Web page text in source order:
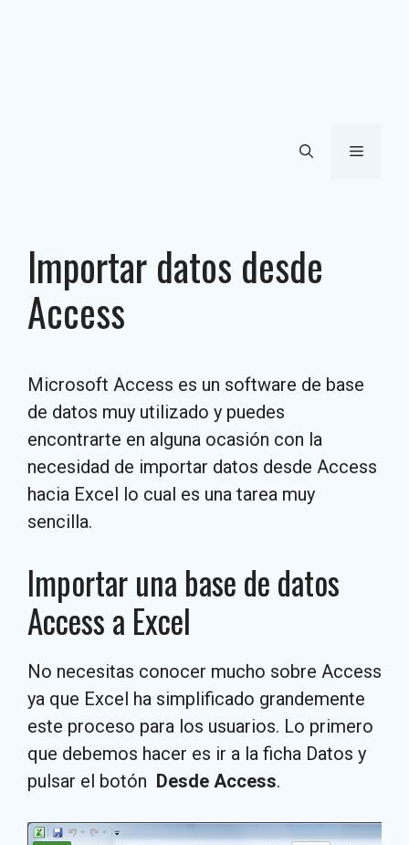
Menú
Importar datos desde
Access
Microsoft Access es un software de base
de datos muy utilizado y puedes
encontrarte en alguna ocasión con la
necesidad de importar datos desde Access
hacia Excel lo cual es una tarea muy
sencilla.
Importar una base de datos
Access a Excel
No necesitas conocer mucho sobre Access
ya que Excel ha simplificado grandemente
este proceso para los usuarios. Lo primero
que debemos hacer es ir a la ficha Datos y
pulsar el botón Desde Access.